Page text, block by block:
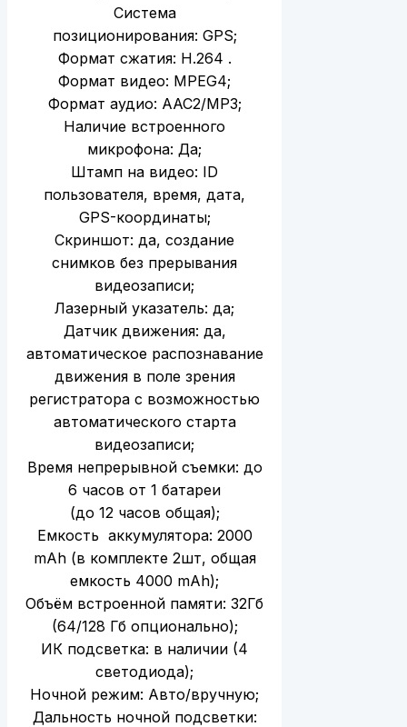
Система
позиционирования: GPS;
Формат сжатия: H.264 .
Формат видео: MPEG4;
Формат аудио: ААС2/МР3;
Наличие встроенного
микрофона: Да;
Штамп на видео: ID
пользователя, время, дата,
GPS-координаты;
Скриншот: да, создание
снимков без прерывания
видеозаписи;
Лазерный указатель: да;
Датчик движения: да,
автоматическое распознавание
движения в поле зрения
регистратора с возможностью
автоматического старта
видеозаписи;
Время непрерывной съемки: до
6 часов от 1 батареи
(до 12 часов общая);
Емкость аккумулятора: 2000
mAh (в комплекте 2шт, общая
емкость 4000 mAh);
Объём встроенной памяти: 32Гб
(64/128 Гб опционально);
ИК подсветка: в наличии (4
светодиода);
Ночной режим: Авто/вручную;
Дальность ночной подсветки: